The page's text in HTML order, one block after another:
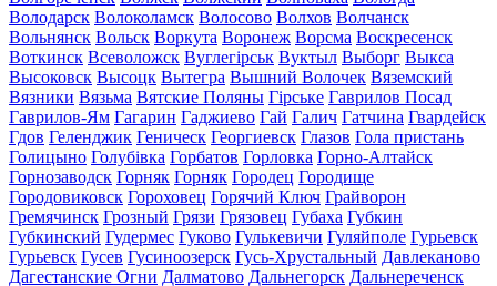
Володарск Волоколамск Волосово Волхов Волчанск
Вольнянск Вольск Воркута Воронеж Ворсма Воскресенск
Воткинск Всеволожск Вуглегірськ Вуктыл Выборг Выкса
Высоковск Высоцк Вытегра Вышний Волочек Вяземский
Вязники Вязьма Вятские Поляны Гірське Гаврилов Посад
Гаврилов-Ям Гагарин Гаджиево Гай Галич Гатчина Гвардейск
Гдов Геленджик Геническ Георгиевск Глазов Гола пристань
Голицыно Голубівка Горбатов Горловка Горно-Алтайск
Горнозаводск Горняк Горняк Городец Городище
Городовиковск Гороховец Горячий Ключ Грайворон
Гремячинск Грозный Грязи Грязовец Губаха Губкин
Губкинский Гудермес Гуково Гулькевичи Гуляйполе Гурьевск
Гурьевск Гусев Гусиноозерск Гусь-Хрустальный Давлеканово
Дагестанские Огни Далматово Дальнегорск Дальнереченск